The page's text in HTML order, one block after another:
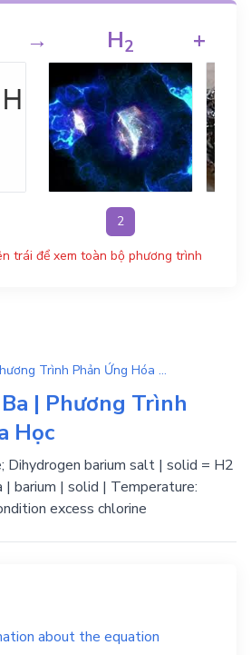
→ H2
2
+
trái để xem toàn bộ phương trình
BaH2 → H2 + Ba | Phương Trình Phản Ứng Hóa Học
| Phương Trình
Học
Dihydrogen barium salt | solid = H2
barium | solid | Temperature:
excess chlorine
about the equation